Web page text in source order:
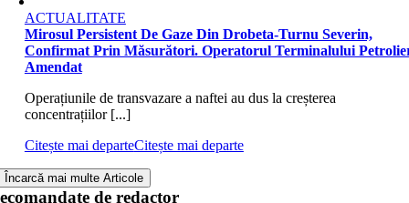
ACTUALITATE
Mirosul Persistent De Gaze Din Drobeta-Turnu Severin,
Confirmat Prin Măsurători. Operatorul Terminalului
Amendat
Operațiunile de transvazare a naftei au dus la creșterea
concentrațiilor [...]
Citește mai departeCitește mai departe
Încarcă mai multe Articole
de redactor